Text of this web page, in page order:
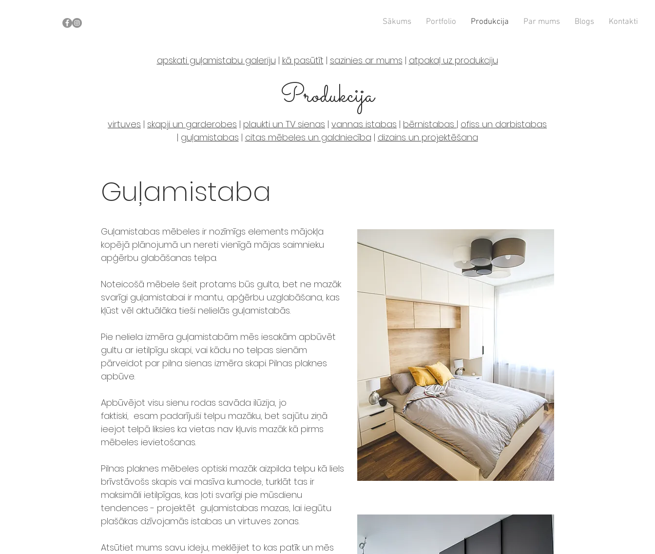
Sākums Portfolio Produkcija Par mums Blogs Kontakti
apskati guļamistabu galeriju | kā pasūtīt | sazinies ar mums | atpakaļ uz produkciju
Produkcija
virtuves | skapji un garderobes | plaukti un TV sienas | vannas istabas | bērnistabas | ofiss un darbistabas
| guļamistabas | citas mēbeles un galdniecība | dizains un projektēšana
Guļamistaba
Guļamistabas mēbeles ir nozīmīgs elements mājokļa
kopējā plānojumā un nereti vienīgā mājas saimnieku
apģērbu glabāšanas telpa.
Noteicošā mēbele šeit protams būs gulta, bet ne mazāk
svarīgi guļamistabai ir mantu, apģērbu uzglabāšana, kas
kļūst vēl aktuālāka tieši nelielās guļamistabās.
Pie neliela izmēra guļamistabām mēs iesakām apbūvēt
gultu ar ietilpīgu skapi, vai kādu no telpas sienām
pārveidot par pilna sienas izmēra skapi. Pilnas plaknes
apbūve.
Apbūvējot visu sienu rodas savāda ilūzija, jo
faktiski, esam padarījuši telpu mazāku, bet sajūtu ziņā
ieejot telpā liksies ka vietas nav kļuvis mazāk kā pirms
mēbeles ievietošanas.
Pilnas plaknes mēbeles optiski mazāk aizpilda telpu kā liels
brīvstāvošs skapis vai masīva kumode, turklāt tas ir
maksimāli ietilpīgas, kas ļoti svarīgi pie mūsdienu
tendences - projektēt guļamistabas mazas, lai iegūtu
plašākas dzīvojamās istabas un virtuves zonas.
Atsūtiet mums savu ideju, meklējiet to kas patīk un mēs